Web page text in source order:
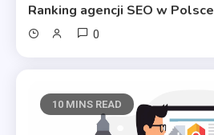
Ranking agencji SEO w Polsce
0
10 MINS READ